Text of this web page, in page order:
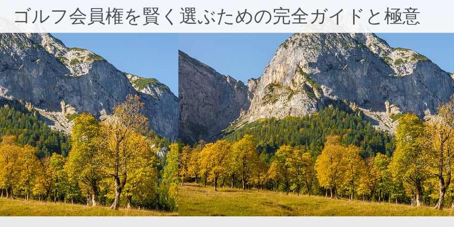
テ
ン
ツ
へ
ス
キ
ッ
プ
ゴルフ会員権を賢く選ぶための完全ガイドと極意